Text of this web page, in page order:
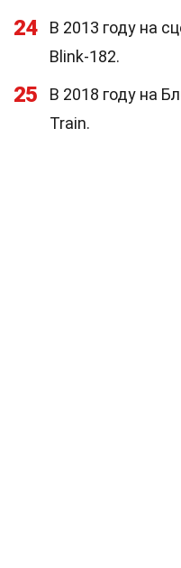
24
В 2013 году на
Blink-182.
25
В 2018 году на
Train.